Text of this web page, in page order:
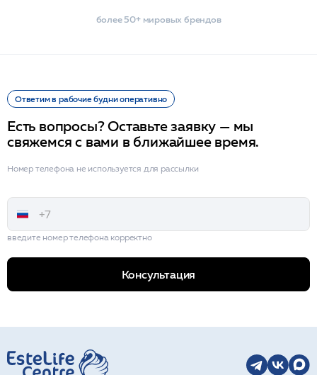
более 50+ мировых брендов
Ответим в рабочие будни оперативно
Есть вопросы? Оставьте заявку — мы
свяжемся с вами в ближайшее время.
Номер телефона не используется для рассылки
введите номер телефона корректно
Консультация